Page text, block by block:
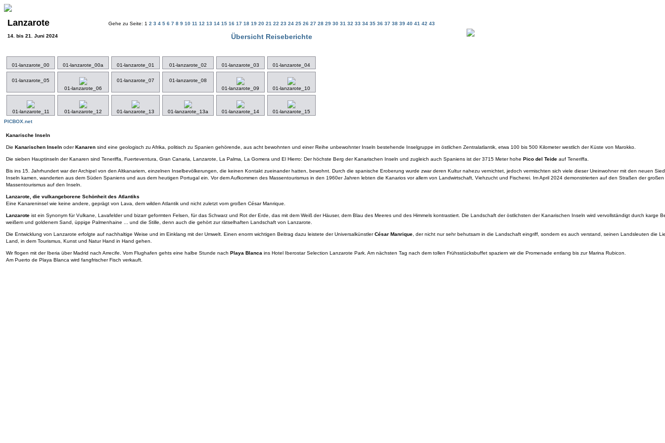
Lanzarote
14. bis 21. Juni 2024
Gehe zu Seite: 1 2 3 4 5 6 7 8 9 10 11 12 13 14 15 16 17 18 19 20 21 22 23 24 25 26 27 28 29 30 31 32 33 34 35 36 37 38 39 40 41 42 43
Übersicht Reiseberichte
01-lanzarote_00 01-lanzarote_00a 01-lanzarote_01 01-lanzarote_02 01-lanzarote_03 01-lanzarote_04
01-lanzarote_05
01-lanzarote_06
01-lanzarote_07
01-lanzarote_08
01-lanzarote_09
01-lanzarote_10
01-lanzarote_11 01-lanzarote_12 01-lanzarote_13 01-lanzarote_13a 01-lanzarote_14
01-lanzarote_15
PICBOX.net
Kanarische Inseln
Die Kanarischen Inseln oderKanaren sind eine geologisch zu Afrika, politisch zu Spanien gehörende, aus acht bewohnten und einer Reihe unbewohnter Inseln bestehende Inselgruppe im östlichen Zentralatlantik, etwa 100 bis 500 Kilometer westlich der Küste von Marokko.
Die sieben Hauptinseln der Kanaren sind Teneriffa, Fuerteventura, Gran Canaria, Lanzarote, La Palma, La Gomera und El Hierro: Der höchste Berg der Kanarischen Inseln und zugleich auch Spaniens ist der 3715 Meter hohe Pico del Teide auf Teneriffa.
Bis ins 15. Jahrhundert war der Archipel von den Altkanariern, einzelnen Inselbevölkerungen, die keinen Kontakt zueinander hatten, bewohnt. Durch die spanische Eroberung wurde zwar deren Kultur nahezu vernichtet, jedoch vermischten sich viele dieser Ureinwohner mit den neuen
Inseln kamen, wanderten aus dem Süden Spaniens und aus dem heutigen Portugal ein. Vor dem Aufkommen des Massentourismus in den 1960er Jahren lebten die Kanarios vor allem von Landwirtschaft, Viehzucht und Fischerei. Im April 2024 demonstrierten auf den Straßen der
Massentourismus auf den Inseln.
Lanzarote, die vulkangeborene Schönheit des Atlantiks
Eine Kanareninsel wie keine andere, geprägt von Lava, dem wilden Atlantik und nicht zuletzt vom großen César Manrique.
Lanzarote ist ein Synonym für Vulkane, Lavafelder und bizarr geformten Felsen, für das Schwarz und Rot der Erde, das mit dem Weiß der Häuser, dem Blau des Meeres und des Himmels kontrastiert. Die Landschaft der östlichsten der Kanarischen Inseln wird vervollständigt durch karge
weißem und goldenem Sand, üppige Palmenhaine ... und die Stille, denn auch die gehört zur rätselhaften Landschaft von Lanzarote.
Die Entwicklung von Lanzarote erfolgte auf nachhaltige Weise und im Einklang mit der Umwelt. Einen enorm wichtigen Beitrag dazu leistete der UniversalkünstlerCésar Manrique , der nicht nur sehr behutsam in die Landschaft eingriff, sondern es auch verstand, seinen Landsleuten die
Land, in dem Tourismus, Kunst und Natur Hand in Hand gehen.
Wir flogen mit der Iberia über Madrid nach Arrecife. Vom Flughafen gehts eine halbe Stunde nach Playa Blanca ins Hotel Iberostar Selection Lanzarote Park. Am nächsten Tag nach dem tollen Frühsstücksbuffet spaziern wir die Promenade entlang bis zur Marina Rubicon.
Am Puerto de Playa Blanca wird fangfrischer Fisch verkauft.